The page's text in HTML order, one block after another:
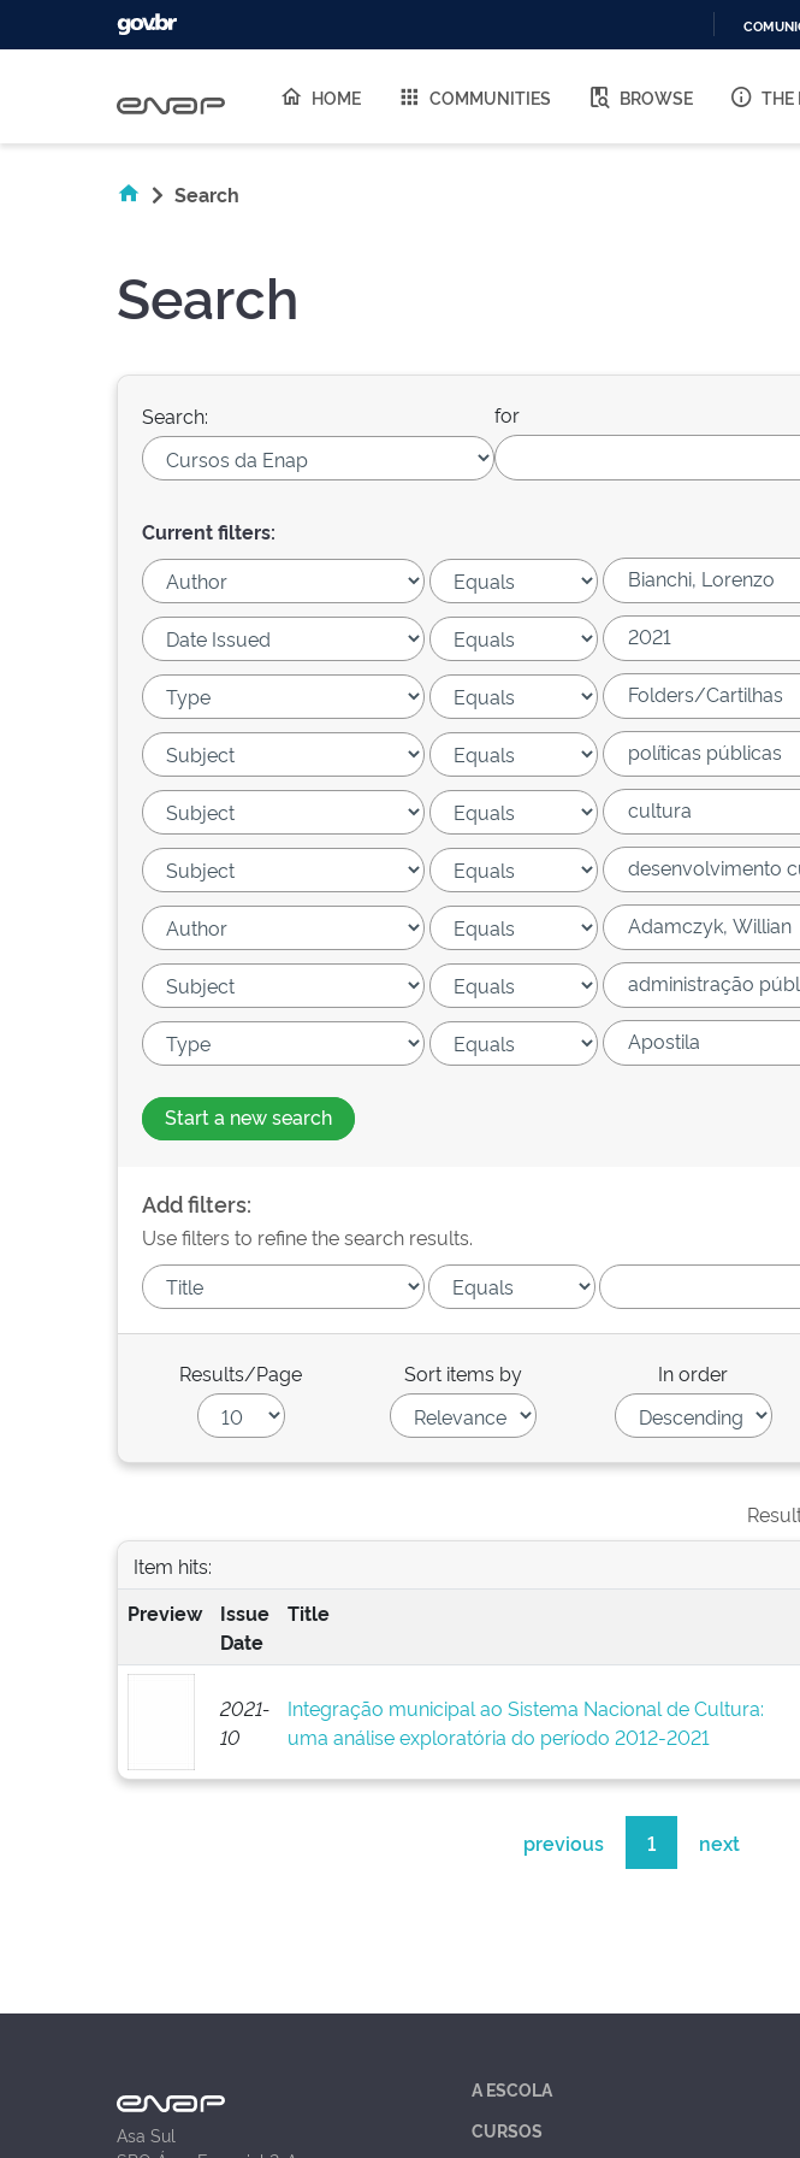
HOME COMMUNITIES BROWSE THE
Search
Search
Search: for
Current filters:
Start a new search
Add filters:
Use filters to refine the search results.
Results/Page Sort items by In order
Item hits:
Preview
Issue
Date
Title
2021-
10
Integração municipal ao Sistema Nacional de Cultura:
uma análise exploratória do período 2012-2021
previous 1 next
Asa Sul
A ESCOLA
CURSOS